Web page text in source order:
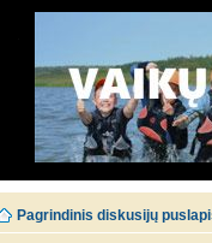
Pagrindinis diskusijų